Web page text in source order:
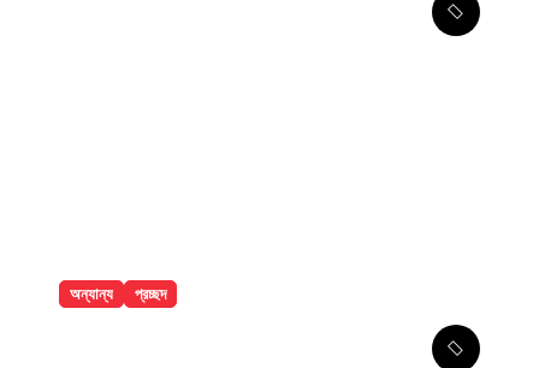
অন্যান্য প্রচ্ছদ